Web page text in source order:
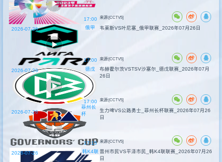
17:00 来源:[CCTV5]
俄甲
17:00
2026-07-26 韦莱斯VS叶尼塞_俄甲联赛_2026年07月26日
来源:[CCTV5]
德戊
17:00
2026-07-26
布赫霍尔茨VSTSV沙塞尔_德戊联赛_2026年07月
26日
来源:[CCTV5]
菲州长
杯
17:15
2026-07-26
生力啤VS公路勇士_菲州长杯联赛_2026年07月26
日
来源:[CCTV5]
韩K4联
2026-07-26
晋州市民VS平泽市民_韩K4联联赛_2026年07月26
日